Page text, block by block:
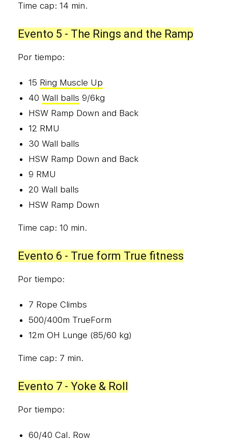
Time cap: 14 min.
Evento 5 - The Rings and the Ramp
Por tiempo:
15 Ring Muscle Up
40 Wall balls 9/6kg
HSW Ramp Down and Back
12 RMU
30 Wall balls
HSW Ramp Down and Back
9 RMU
20 Wall balls
HSW Ramp Down
Time cap: 10 min.
Evento 6 - True form True fitness
Por tiempo:
7 Rope Climbs
500/400m TrueForm
12m OH Lunge (85/60 kg)
Time cap: 7 min.
Evento 7 - Yoke & Roll
Por tiempo:
60/40 Cal. Row